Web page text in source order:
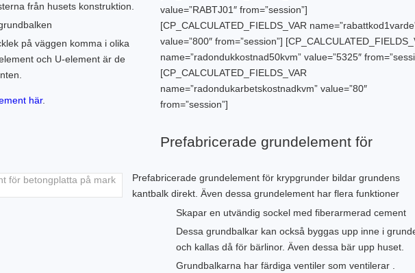
från husets konstruktion.
på väggen komma i olika
och U-element är de
här.
value=”RABTJ01″ from=”session”]
[CP_CALCULATED_FIELDS_VAR
value=”800″ from=”session”]
name=”radondukkostnad50kvm” value=”5325″
[CP_CALCULATED_FIELDS_VAR
name=”radondukarbetskostnadkvm” value=”80″
from=”session”]
Prefabricerade grundelement för
Prefabricerade grundelement för krypgrunder bildar grundens
kantbalk direkt. Även dessa grundelement har flera funktioner
Skapar en utvändig sockel med fiberarmerad cement
Dessa grundbalkar kan också byggas upp inne i
och kallas då för bärlinor. Även dessa bär upp huset.
Grundbalkarna har färdiga ventiler som ventilerar .